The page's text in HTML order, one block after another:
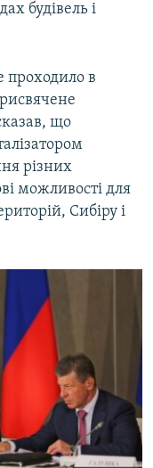
будівель і
проходило в
що
різних
можливості для
Сибіру і